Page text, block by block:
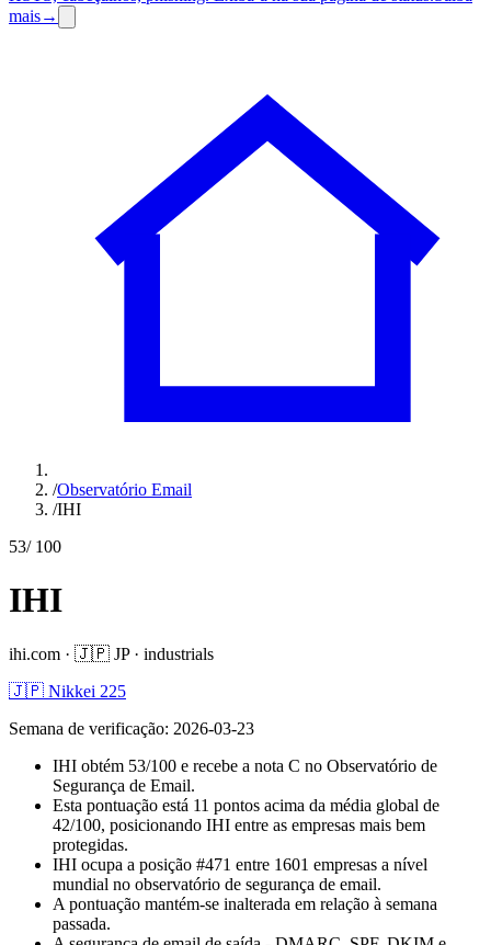
mais→
/Observatório Email
/IHI
53/ 100
IHI
ihi.com · 🇯🇵 JP· industrials
🇯🇵 Nikkei 225
Semana de verificação: 2026-03-23
IHI obtém 53/100 e recebe a nota C no Observatório de
Segurança de Email.
Esta pontuação está 11 pontos acima da média global de
42/100, posicionando IHI entre as empresas mais bem
protegidas.
IHI ocupa a posição #471 entre 1601 empresas a nível
mundial no observatório de segurança de email.
A pontuação mantém-se inalterada em relação à semana
passada.